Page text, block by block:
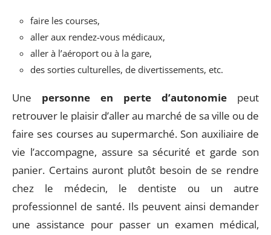
faire les courses,
aller aux rendez-vous médicaux,
aller à l’aéroport ou à la gare,
des sorties culturelles, de divertissements, etc.
Une personne en perte d’autonomie peut
retrouver le plaisir d’aller au marché de sa ville ou de
faire ses courses au supermarché. Son auxiliaire de
vie l’accompagne, assure sa sécurité et garde son
panier. Certains auront plutôt besoin de se rendre
chez le médecin, le dentiste ou un autre
professionnel de santé. Ils peuvent ainsi demander
une assistance pour passer un examen médical,